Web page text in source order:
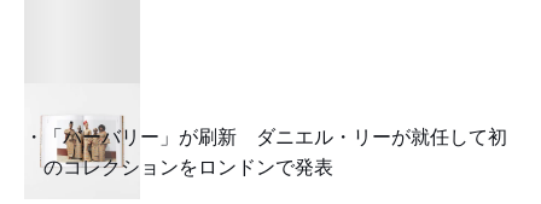
「バーバリー」が刷新 ダニエル・リーが就任して初
のコレクションをロンドンで発表